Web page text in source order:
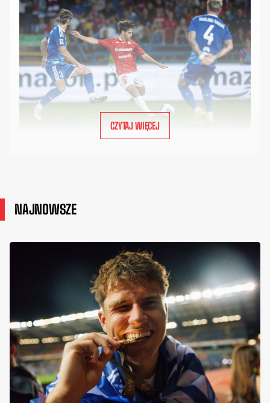
CZYTAJ WIĘCEJ
NAJNOWSZE